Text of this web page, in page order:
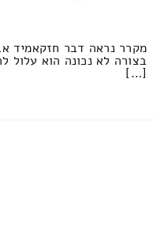
מקרר נראה דבר חזקאמיד
בצורה לא נכונה הוא עלול
[…]